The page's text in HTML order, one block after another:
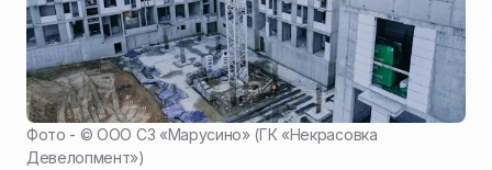
Фото - ©ООО СЗ «Марусино» (ГК «Некрасовка
Девелопмент»)